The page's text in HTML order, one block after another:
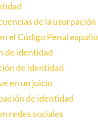
de la
el Código Penal
de identidad
de identidad
en un juicio
de identidad
redes sociales